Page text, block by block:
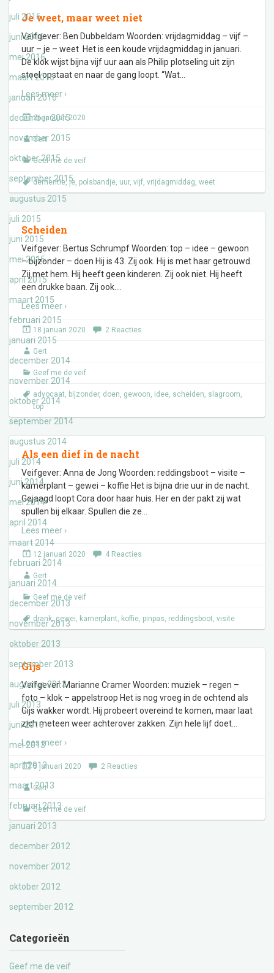
juli 2016
juni 2016
mei 2016
maart 2016
januari 2016
december 2015
november 2015
oktober 2015
september 2015
augustus 2015
juli 2015
juni 2015
mei 2015
april 2015
maart 2015
februari 2015
januari 2015
december 2014
november 2014
oktober 2014
september 2014
augustus 2014
juli 2014
juni 2014
mei 2014
april 2014
maart 2014
februari 2014
januari 2014
december 2013
november 2013
oktober 2013
september 2013
augustus 2013
juli 2013
juni 2013
mei 2013
april 2013
maart 2013
februari 2013
januari 2013
december 2012
november 2012
oktober 2012
september 2012
Categorieën
Geef me de veif
Je weet, maar weet niet
Veifgever: Ben Dubbeldam Woorden: vrijdagmiddag – vijf –
uur – je – weet Het is een koude vrijdagmiddag in januari.
De klok wijst bijna vijf uur aan als Philip plotseling uit zijn
stoel opstaat en naar de gang loopt. “Wat
Lees meer ›
26 januari 2020
Gert
Geef me de veif
dementie, je, polsbandje, uur, vijf, vrijdagmiddag, weet
Scheiden
Veifgever: Bertus Schrumpf Woorden: top – idee – gewoon
– bijzonder – doen Hij is 43. Zij ook. Hij is met haar getrouwd.
Zij met hem. Hij heeft geen kinderen. Zij ook niet. Hij heeft
een drukke baan. Zij ook.
Lees meer ›
18 januari 2020 2 Reacties
Gert
Geef me de veif
advocaat, bijzonder, doen, gewoon, idee, scheiden, slagroom,
top
Als een dief in de nacht
Veifgever: Anna de Jong Woorden: reddingsboot – visite –
kamerplant – gewei – koffie Het is bijna drie uur in de nacht.
Gejaagd loopt Cora door haar huis. Her en der pakt zij wat
spullen bij elkaar. Spullen die ze
Lees meer ›
12 januari 2020 4 Reacties
Gert
Geef me de veif
drank,gewei, kamerplant, koffie, pinpas, reddingsboot, visite
Gijs
Veifgever: Marianne Cramer Woorden: muziek – regen –
foto – klok – appelstroop Het is nog vroeg in de ochtend als
Gijs wakker wordt. Hij probeert overeind te komen, maar laat
zich meteen weer achterover zakken. Zijn hele lijf doet
Lees meer ›
5 januari 2020 2 Reacties
Gert
Geef me de veif